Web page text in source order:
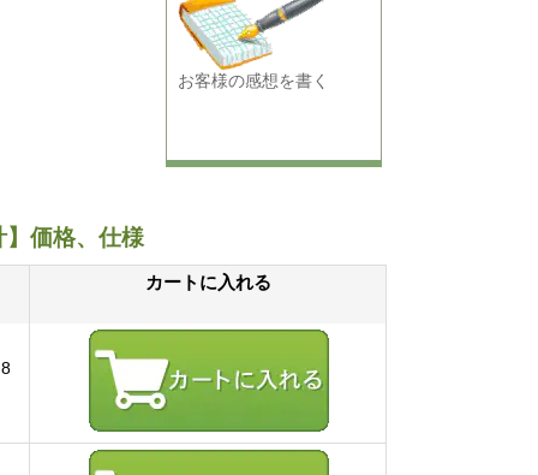
お客様の感想を書く
】価格、仕様
カートに入れる